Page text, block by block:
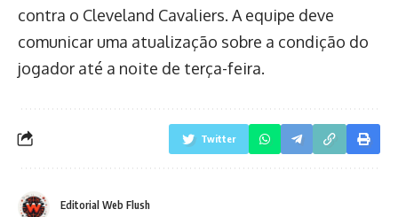
contra o Cleveland Cavaliers. A equipe deve
comunicar uma atualização sobre a condição do
jogador até a noite de terça-feira.
Twitter
Editorial Web Flush